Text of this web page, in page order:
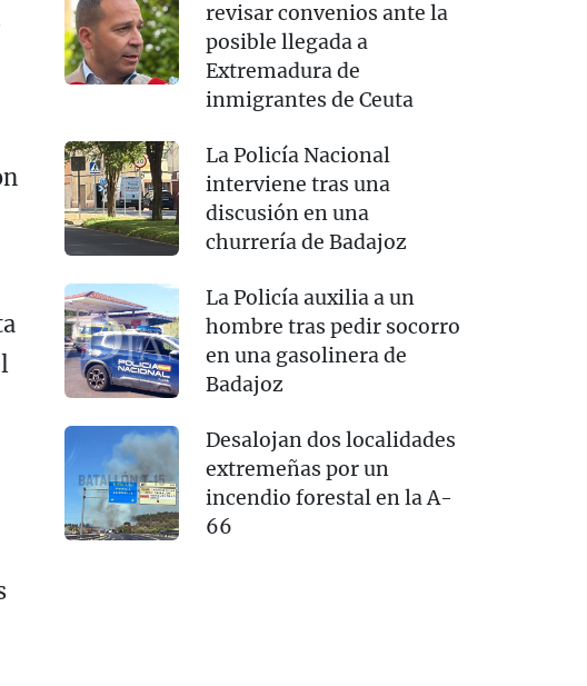
revisar convenios ante la
posible llegada a
Extremadura de
inmigrantes de Ceuta
La Policía Nacional
interviene tras una
discusión en una
churrería de Badajoz
La Policía auxilia a un
hombre tras pedir socorro
en una gasolinera de
Badajoz
Desalojan dos localidades
extremeñas por un
incendio forestal en la A-
66